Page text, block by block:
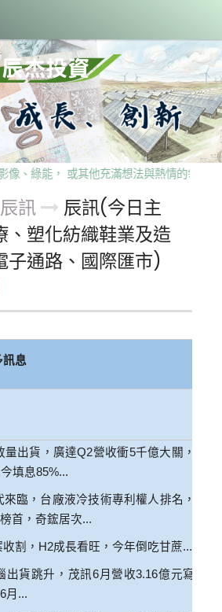
圖 每日辰訊 留言板 隱私權政策
、綠能， 或其他充滿想法與熱情的領域
訊
辰訊(今日主
、塑化紡織鞋業及造
子通路、國際匯市)
息
量出貨，廣達Q2營收衝5千億大關，除息
填息85%...
臨，台廠液冷技術專利權人排名，英業
首，奇鋐居次...
割， H2成長看旺，今年倒吃甘蔗...
出貨跳升，茂訊6月營收3.16億元寫史上
6月 ...